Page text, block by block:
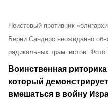
Неистовый противник
Берни Сандерс неожиданно
радикальных трампистов. Фото
Воинственная
который
вмешаться в войну